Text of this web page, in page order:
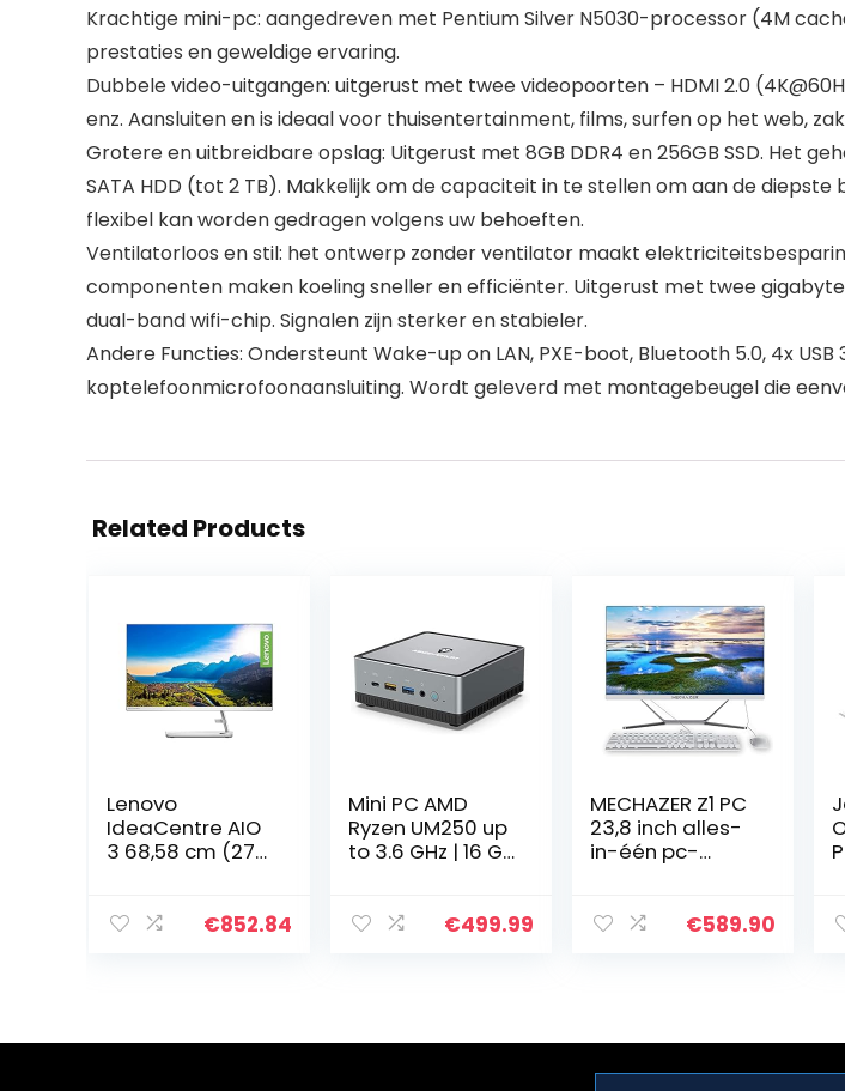
Krachtige mini-pc: aangedreven met Pentium Silver N5030-processor (4M
prestaties en geweldige ervaring.
Dubbele video-uitgangen: uitgerust met twee videopoorten – HDMI 2.0
enz. Aansluiten en is ideaal voor thuisentertainment, films, surfen op het web,
Grotere en uitbreidbare opslag: Uitgerust met 8GB DDR4 en 256GB SSD. Het
SATA HDD (tot 2 TB). Makkelijk om de capaciteit in te stellen om aan de
flexibel kan worden gedragen volgens uw behoeften.
Ventilatorloos en stil: het ontwerp zonder ventilator maakt
componenten maken koeling sneller en efficiënter. Uitgerust met twee
dual-band wifi-chip. Signalen zijn sterker en stabieler.
Andere Functies: Ondersteunt Wake-up on LAN, PXE-boot, Bluetooth 5.0, 4x USB
koptelefoonmicrofoonaansluiting. Wordt geleverd met montagebeugel die
Related Products
Lenovo
IdeaCentre AIO
3 68,58 cm (27
ontspiegeld)
€852.84
Mini PC AMD
Ryzen UM250 up
to 3.6 GHz | 16 GB
PC | Radeon
€499.99
MECHAZER Z1 PC
23,8 inch alles-
in-één pc-
3340M (tot 3,4
€589.90